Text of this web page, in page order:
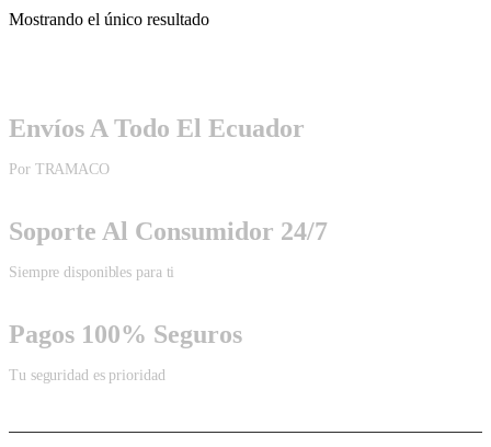
Mostrando el único resultado
Envíos A Todo El Ecuador
Por TRAMACO
Soporte Al Consumidor 24/7
Siempre disponibles para ti
Pagos 100% Seguros
Tu seguridad es prioridad